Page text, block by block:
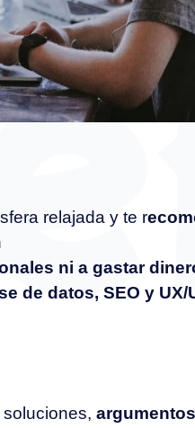
relajada y te r
ni a gastar
de datos, SEO y UX/